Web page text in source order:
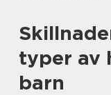
typer av
barn